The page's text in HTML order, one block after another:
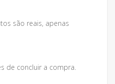
são reais, apenas
de concluir a compra.